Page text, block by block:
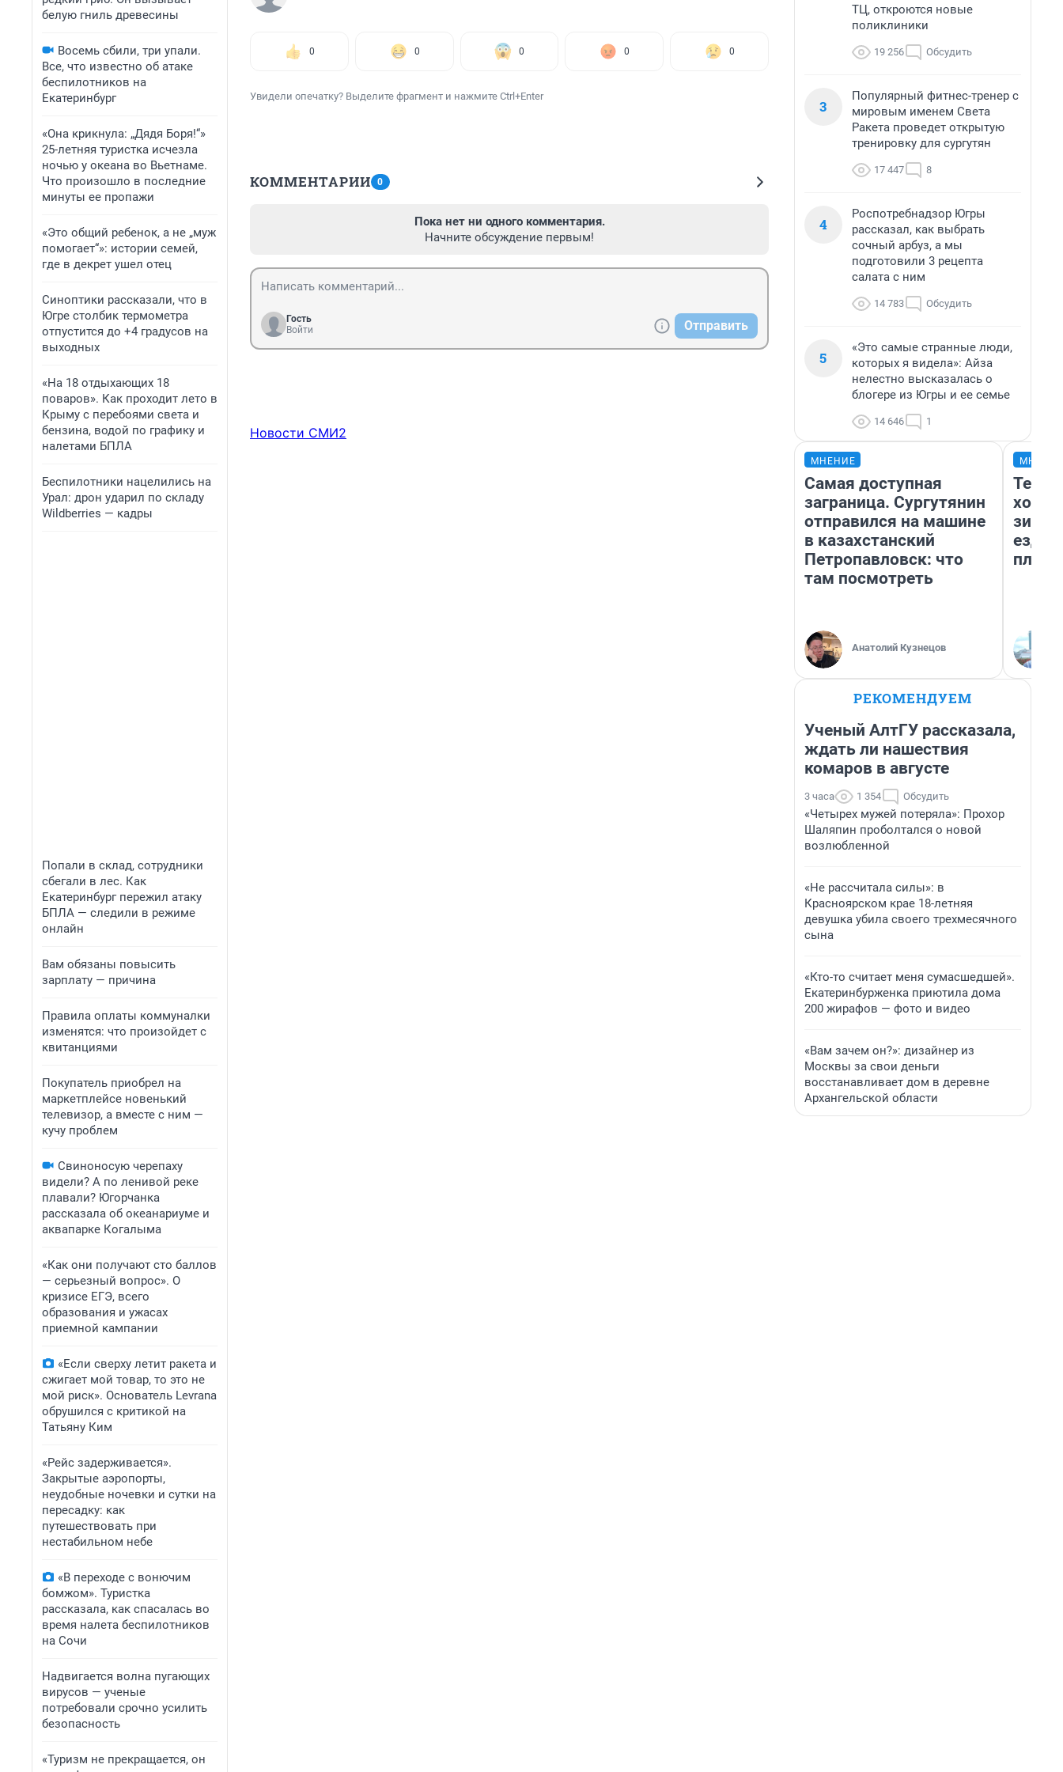
белую гниль древесины
Восемь сбили, три упали.
Все, что известно об атаке
беспилотников на
Екатеринбург
«Она крикнула: „Дядя Боря!“»
25-летняя туристка исчезла
ночью у океана во Вьетнаме.
Что произошло в последние
минуты ее пропажи
«Это общий ребенок, а не „муж
помогает“»: истории семей,
где в декрет ушел отец
Синоптики рассказали, что в
Югре столбик термометра
отпустится до +4 градусов на
выходных
«На 18 отдыхающих 18
поваров». Как проходит лето в
Крыму с перебоями света и
бензина, водой по графику и
налетами БПЛА
Беспилотники нацелились на
Урал: дрон ударил по складу
Wildberries — кадры
Попали в склад, сотрудники
сбегали в лес. Как
Екатеринбург пережил атаку
БПЛА — следили в режиме
онлайн
Вам обязаны повысить
зарплату — причина
Правила оплаты коммуналки
изменятся: что произойдет с
квитанциями
Покупатель приобрел на
маркетплейсе новенький
телевизор, а вместе с ним —
кучу проблем
Свиноносую черепаху
видели? А по ленивой реке
плавали? Югорчанка
рассказала об океанариуме и
аквапарке Когалыма
«Как они получают сто баллов
— серьезный вопрос». О
кризисе ЕГЭ, всего
образования и ужасах
приемной кампании
«Если сверху летит ракета и
сжигает мой товар, то это не
мой риск». Основатель Levrana
обрушился с критикой на
Татьяну Ким
«Рейс задерживается».
Закрытые аэропорты,
неудобные ночевки и сутки на
пересадку: как
путешествовать при
нестабильном небе
«В переходе с вонючим
бомжом». Туристка
рассказала, как спасалась во
время налета беспилотников
на Сочи
Надвигается волна пугающих
вирусов — ученые
потребовали срочно усилить
безопасность
«Туризм не прекращается, он
0 0 0 0 0
Увидели опечатку? Выделите фрагмент и нажмите Ctrl+Enter
КОММЕНТАРИИ 0
Пока нет ни одного комментария.
Начните обсуждение первым!
Гость
Войти
Отправить
Новости СМИ2
ТЦ, откроются новые
поликлиники
19 256 Обсудить
3
Популярный фитнес-тренер с
мировым именем Света
Ракета проведет открытую
тренировку для сургутян
17 447 8
4
Роспотребнадзор Югры
рассказал, как выбрать
сочный арбуз, а мы
подготовили 3 рецепта
салата с ним
14 783 Обсудить
5
«Это самые странные люди,
которых я видела»: Айза
нелестно высказалась о
блогере из Югры и ее семье
14 646 1
МНЕНИЕ
Самая доступная
заграница. Сургутянин
отправился на машине
в казахстанский
Петропавловск: что
там посмотреть
Анатолий Кузнецов
ездит
РЕКОМЕНДУЕМ
Ученый АлтГУ рассказала,
ждать ли нашествия
комаров в августе
3 часа 1 354 Обсудить
«Четырех мужей потеряла»: Прохор
Шаляпин проболтался о новой
возлюбленной
«Не рассчитала силы»: в
Красноярском крае 18-летняя
девушка убила своего трехмесячного
сына
«Кто-то считает меня сумасшедшей».
Екатеринбурженка приютила дома
200 жирафов — фото и видео
«Вам зачем он?»: дизайнер из
Москвы за свои деньги
восстанавливает дом в деревне
Архангельской области